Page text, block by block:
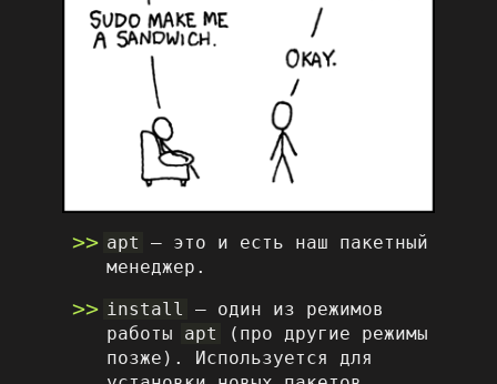
apt
– это и есть наш пакетный
менеджер.
install
– один из режимов
работы apt
(про другие режимы
позже). Используется для